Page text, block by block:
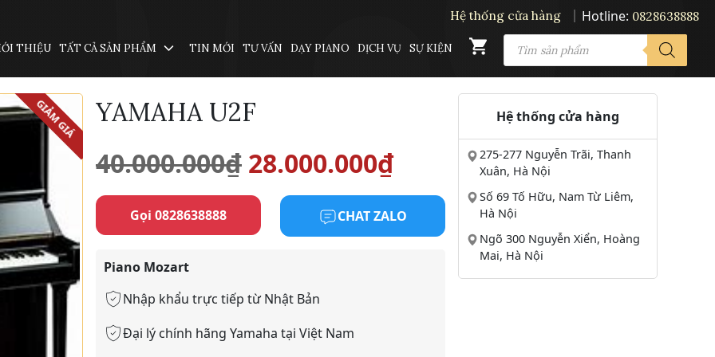
THIỆU TẤT CẢ SẢN PHẨM TIN MỚI TƯ VẤN DẠY PIANO DỊCH VỤ SỰ KIỆN
PRODUCTS
SEARCH
Hệ thống cửa hàng Hotline: 0828638888
GIẢM GIÁ YAMAHA U2F
40.000.000₫ Giá
gốc
là:
28.000.000₫Giá
hiện
tại
Gọi 0828638888 CHAT ZALO
Piano Mozart
Nhập khẩu trực tiếp từ Nhật Bản
Đại lý chính hãng Yamaha tại Việt Nam
Hệ thống cửa hàng
275-277 Nguyễn Trãi, Thanh
Xuân, Hà Nội
Số 69 Tố Hữu, Nam Từ Liêm,
Hà Nội
Ngõ 300 Nguyễn Xiển, Hoàng
Mai, Hà Nội